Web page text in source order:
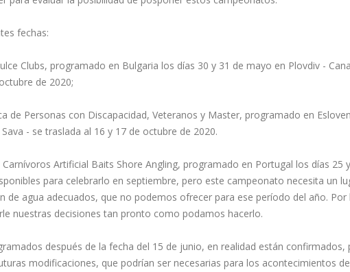
fechas:
Clubs, programado en Bulgaria los días 30 y 31 de mayo en Plovdiv -
de 2020;
de Personas con Discapacidad, Veteranos y Master, programado en
- se traslada al 16 y 17 de octubre de 2020.
Artificial Baits Shore Angling, programado en Portugal los días 25
para celebrarlo en septiembre, pero este campeonato necesita un
de agua adecuados, que no podemos ofrecer para ese período del año. Por
nuestras decisiones tan pronto como podamos hacerlo.
después de la fecha del 15 de junio, en realidad están confirmados,
modificaciones, que podrían ser necesarias para los acontecimientos